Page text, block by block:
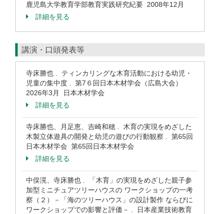
鹿児島大学教育学部教育実践研究紀要 2008年12月
詳細を見る
講演・口頭発表等
寺床勝也 . ティンカリングな木育活動における幼児・
児童の集中度 . 第7６回日本木材学会（広島大会）
2026年3月 日本木材学会
詳細を見る
寺床勝也、月足恵、吉崎和穂 . 木育の実現をめざした
木製立体遊具の開発と幼児の遊びの行動観察 . 第65回
日本木材学会 第65回日本木材学会
詳細を見る
中俣滉、寺床勝也 . 「木育」の実現をめざした親子参
加型ミニチュアツリーハウスの ワークショップの一考
察（２）－「海のツリーハウス」の設計製作 ならびに
ワークショップでの影響と評価－ . 日本産業技術教育